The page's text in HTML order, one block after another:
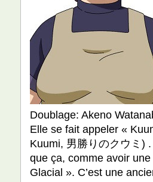
Doublage: Akeno
Elle se fait appeler «
Kuumi, 男勝りのクウミ)
que ça, comme avoir
Glacial ». C’est une